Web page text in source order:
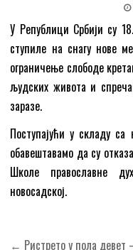
У Републици Србији су
ступиле на снагу нове
ограничење слободе
људских живота и
заразе.
Поступајући у складу
обавештавамо да су
Школе православне
новосадској.
← Ристрето у пола девет